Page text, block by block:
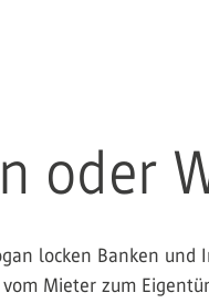
oder
locken Banken
Mieter zum